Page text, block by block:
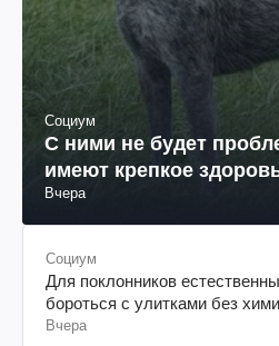
Социум
С ними не будет
имеют крепкое
Вчера
Социум
Для поклонников
бороться с улитками без
Вчера